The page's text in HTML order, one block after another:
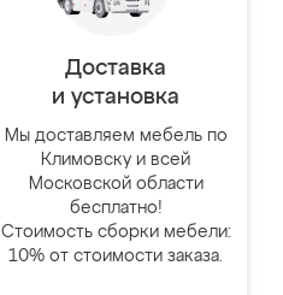
Доставка
и установка
Мы доставляем мебель по
Климовску и всей
Московской области
бесплатно!
Стоимость сборки мебели:
10% от стоимости заказа.